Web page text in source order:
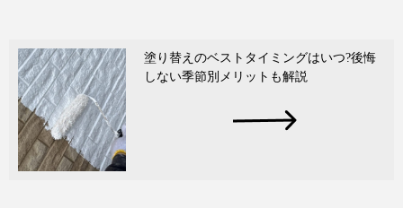
塗り替えのベストタイミングはいつ?後悔
しない季節別メリットも解説